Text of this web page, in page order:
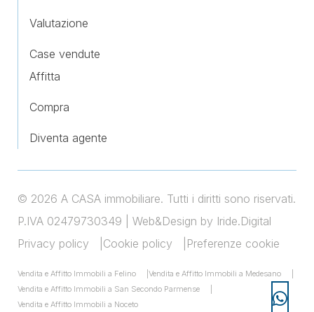
Valutazione
Case vendute
Affitta
Compra
Diventa agente
© 2026 A CASA immobiliare. Tutti i diritti sono riservati.
P.IVA 02479730349 | Web&Design by Iride.Digital
Privacy policy
Cookie policy Preferenze cookie
Vendita e Affitto Immobili a Felino
Vendita e Affitto Immobili a Medesano
Vendita e Affitto Immobili a San Secondo Parmense
Vendita e Affitto Immobili a Noceto